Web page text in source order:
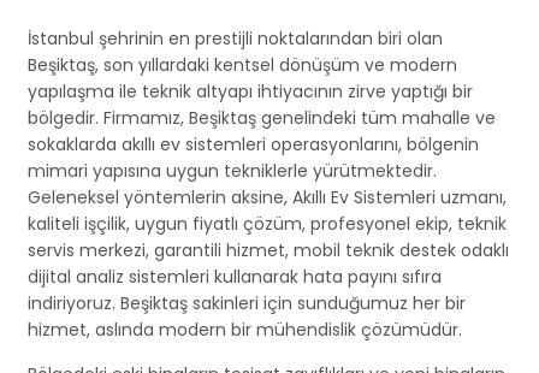
İstanbul şehrinin en prestijli noktalarından biri olan
Beşiktaş, son yıllardaki kentsel dönüşüm ve modern
yapılaşma ile teknik altyapı ihtiyacının zirve yaptığı bir
bölgedir. Firmamız, Beşiktaş genelindeki tüm mahalle ve
sokaklarda akıllı ev sistemleri operasyonlarını, bölgenin
mimari yapısına uygun tekniklerle yürütmektedir.
Geleneksel yöntemlerin aksine, Akıllı Ev Sistemleri uzmanı,
kaliteli işçilik, uygun fiyatlı çözüm, profesyonel ekip, teknik
servis merkezi, garantili hizmet, mobil teknik destek odaklı
dijital analiz sistemleri kullanarak hata payını sıfıra
indiriyoruz. Beşiktaş sakinleri için sunduğumuz her bir
hizmet, aslında modern bir mühendislik çözümüdür.